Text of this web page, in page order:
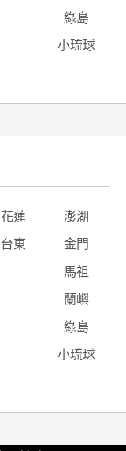
綠島
小琉球
花蓮 澎湖
台東 金門
馬祖
蘭嶼
綠島
小琉球